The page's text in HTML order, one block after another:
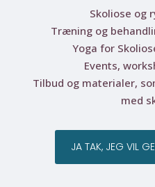
Skoliose og
Træning og
Yoga for
Events,
Tilbud og materialer,
med
JA TAK, JEG VIL